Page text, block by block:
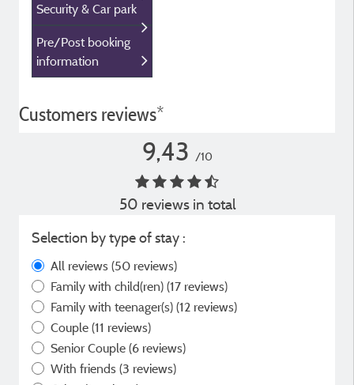
Security & Car park
Pre/Post booking
information
Customers reviews*
9,43 /10
50 reviews in total
Selection by type of stay :
All reviews (50 reviews)
Family with child(ren) (17 reviews)
Family with teenager(s) (12 reviews)
Couple (11 reviews)
Senior Couple (6 reviews)
With friends (3 reviews)